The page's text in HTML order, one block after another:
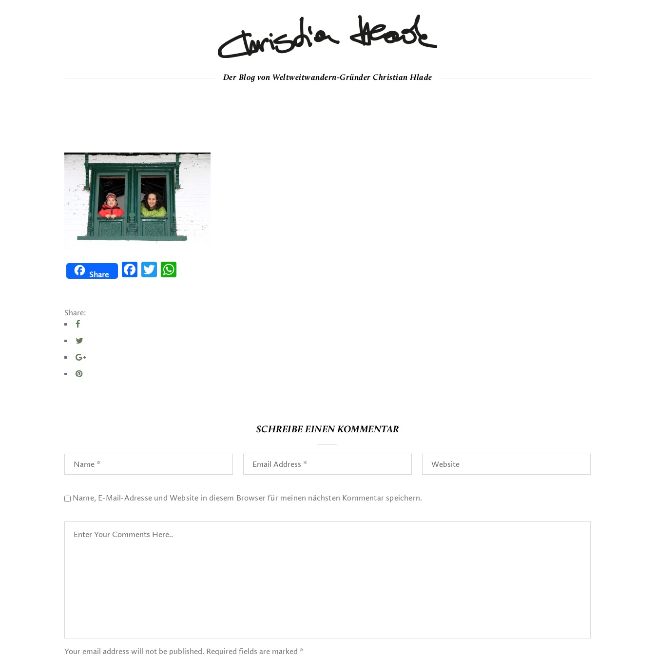
Der Blog von Weltweitwandern-Gründer Christian Hlade
Share
FacebookTwitter
Share:
SCHREIBE EINEN KOMMENTAR
Name, E-Mail-Adresse und Website in diesem Browser für meinen nächsten Kommentar speichern.
Your email address will not be published. Required fields are marked *